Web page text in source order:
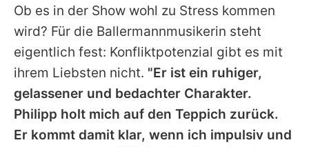
Ob es in der Show wohl zu Stress kommen
wird? Für die Ballermannmusikerin steht
eigentlich fest: Konfliktpotenzial gibt es mit
ihrem Liebsten nicht. "Er ist ein ruhiger,
gelassener und bedachter Charakter.
Philipp holt mich auf den Teppich zurück.
Er kommt damit klar, wenn ich impulsiv und